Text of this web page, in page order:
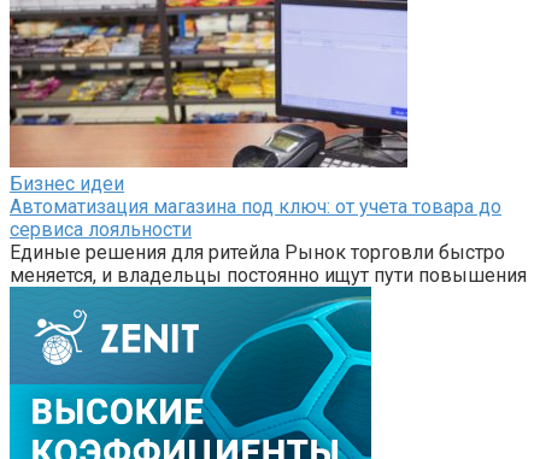
Бизнес идеи
Автоматизация магазина под ключ: от учета товара до
сервиса лояльности
Единые решения для ритейла Рынок торговли быстро
меняется, и владельцы постоянно ищут пути повышения